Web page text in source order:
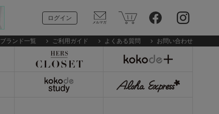
ログイン
ブランド一覧 ご利用ガイド よくある質問 お問い合わせ